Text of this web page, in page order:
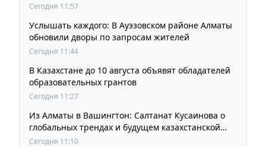
Сегодня 11:57
Услышать каждого: В Ауэзовском районе Алматы
обновили дворы по запросам жителей
Сегодня 11:44
В Казахстане до 10 августа объявят обладателей
образовательных грантов
Сегодня 11:27
Из Алматы в Вашингтон: Салтанат Кусаинова о
глобальных трендах и будущем казахстанской
школы
Сегодня 11:10